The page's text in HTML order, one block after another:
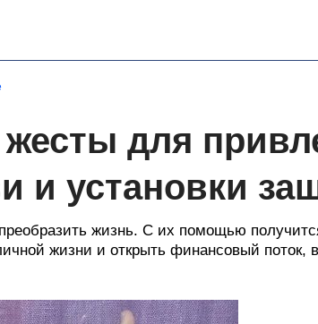
жесты для
и установки
жизнь. С их помощью
жизни и открыть финансовый поток,